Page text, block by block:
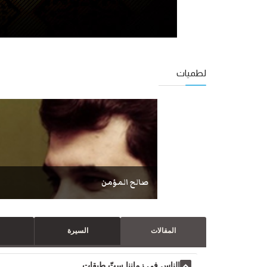
لطميات
صالح المؤمن
المقالات السيرة